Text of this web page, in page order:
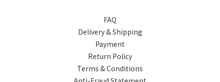
FAQ
Delivery & Shipping
Payment
Return Policy
Terms & Conditions